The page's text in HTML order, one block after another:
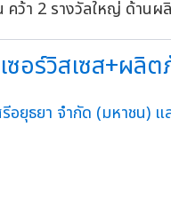
ซอร์วิสเซส+ผ